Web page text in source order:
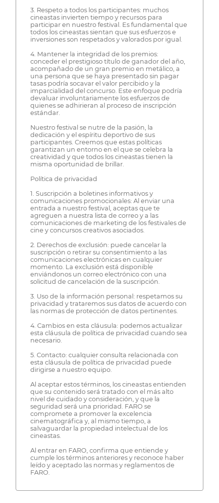
3. Respeto a todos los participantes: muchos
cineastas invierten tiempo y recursos para
participar en nuestro festival. Es fundamental que
todos los cineastas sientan que sus esfuerzos e
inversiones son respetados y valorados por igual.
4. Mantener la integridad de los premios:
conceder el prestigioso título de ganador del año,
acompañado de un gran premio en metálico, a
una persona que se haya presentado sin pagar
tasas podría socavar el valor percibido y la
imparcialidad del concurso. Este enfoque podría
devaluar involuntariamente los esfuerzos de
quienes se adhirieran al proceso de inscripción
estándar.
Nuestro festival se nutre de la pasión, la
dedicación y el espíritu deportivo de sus
participantes. Creemos que estas políticas
garantizan un entorno en el que se celebra la
creatividad y que todos los cineastas tienen la
misma oportunidad de brillar.
Política de privacidad
1. Suscripción a boletines informativos y
comunicaciones promocionales: Al enviar una
entrada a nuestro festival, aceptas que te
agreguen a nuestra lista de correo y a las
comunicaciones de marketing de los festivales de
cine y concursos creativos asociados.
2. Derechos de exclusión: puede cancelar la
suscripción o retirar su consentimiento a las
comunicaciones electrónicas en cualquier
momento. La exclusión está disponible
enviándonos un correo electrónico con una
solicitud de cancelación de la suscripción.
3. Uso de la información personal: respetamos su
privacidad y trataremos sus datos de acuerdo con
las normas de protección de datos pertinentes.
4. Cambios en esta cláusula: podemos actualizar
esta cláusula de política de privacidad cuando sea
necesario.
5. Contacto: cualquier consulta relacionada con
esta cláusula de política de privacidad puede
dirigirse a nuestro equipo.
Al aceptar estos términos, los cineastas entienden
que su contenido será tratado con el más alto
nivel de cuidado y consideración, y que la
seguridad será una prioridad. FARO se
compromete a promover la excelencia
cinematográfica y, al mismo tiempo, a
salvaguardar la propiedad intelectual de los
cineastas.
Al entrar en FARO, confirma que entiende y
cumple los términos anteriores y reconoce haber
leído y aceptado las normas y reglamentos de
FARO.